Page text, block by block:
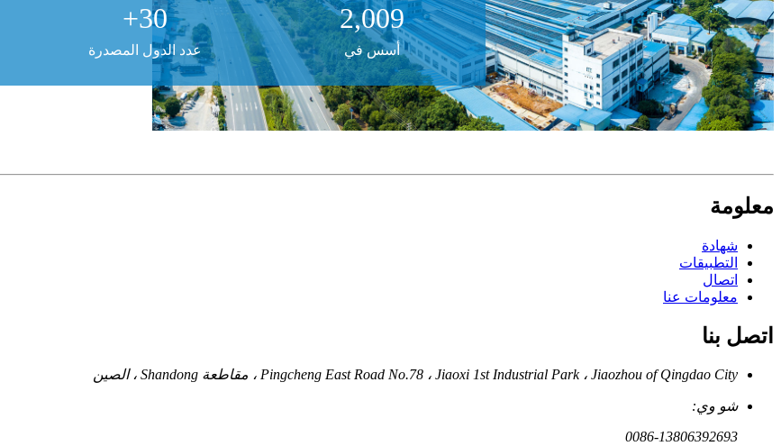
2,009
أسس في
30
+
عدد الدول المصدرة
معلومة
شهادة
التطبيقات
اتصال
معلومات عنا
اتصل بنا
Pingcheng East Road No.78 ، Jiaoxi 1st Industrial Park ، Jiaozhou of Qingdao City ، مقاطعة Shandong ، الصين
شو وي:
0086-13806392693